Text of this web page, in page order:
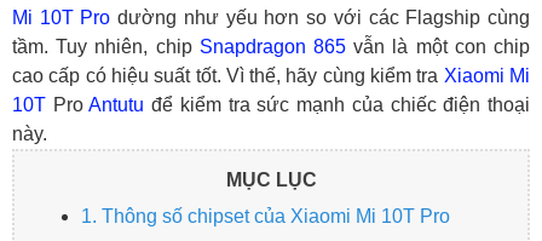
Mi 10T Pro dường như yếu hơn so với các Flagship cùng
tầm. Tuy nhiên, chip Snapdragon 865 vẫn là một con chip
cao cấp có hiệu suất tốt. Vì thế, hãy cùng kiểm tra Xiaomi Mi
10T ProAntutu để kiểm tra sức mạnh của chiếc điện thoại
này.
MỤC LỤC
1. Thông số chipset của Xiaomi Mi 10T Pro